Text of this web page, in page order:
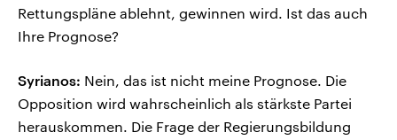
Rettungspläne ablehnt, gewinnen wird. Ist das auch
Ihre Prognose?
Syrianos: Nein, das ist nicht meine Prognose. Die
Opposition wird wahrscheinlich als stärkste Partei
herauskommen. Die Frage der Regierungsbildung